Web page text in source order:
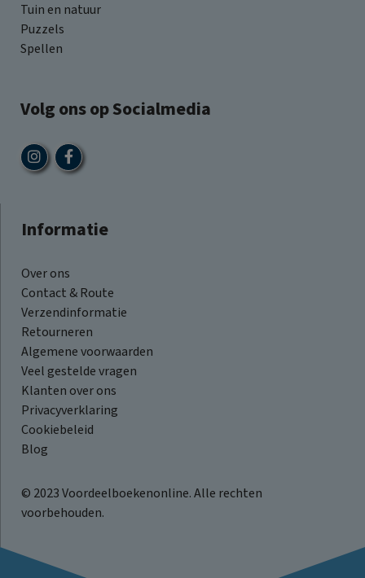
Tuin en natuur
Puzzels
Spellen
Volg ons op Socialmedia
Informatie
Over ons
Contact & Route
Verzendinformatie
Retourneren
Algemene voorwaarden
Veel gestelde vragen
Klanten over ons
Privacyverklaring
Cookiebeleid
Blog
© 2023 Voordeelboekenonline. Alle rechten
voorbehouden.